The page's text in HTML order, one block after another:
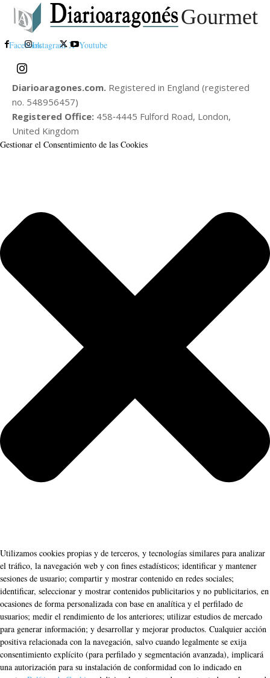
Gourmet
FacebookInstagram X Youtube
Diarioaragones.com. Registered in England (registered
no. 548956457)
Registered Office: 458‑4445 Fulford Road, London,
United Kingdom
Gestionar el Consentimiento de las Cookies
Utilizamos cookies propias y de terceros, y tecnologías similares para analizar
el tráfico, la navegación web y con fines estadísticos; identificar y mantener
sesiones de usuario; compartir y mostrar contenido en redes sociales;
identificar, seleccionar y mostrar contenidos publicitarios y no publicitarios, en
ocasiones de forma personalizada con base en analítica y el perfilado de
usuarios; medir el rendimiento de los anteriores; utilizar estudios de mercado
para generar información; y desarrollar y mejorar productos. Cualquier acción
positiva relacionada con la navegación, salvo cuando legalmente se exija
consentimiento explícito (para perfilado y segmentación avanzada), implicará
una autorización para su instalación de conformidad con lo indicado en